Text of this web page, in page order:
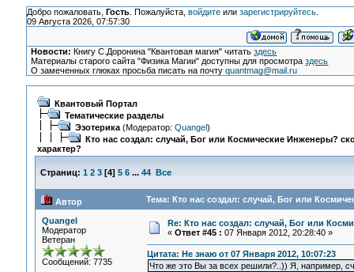
Добро пожаловать, Гость. Пожалуйста, войдитеили зарегистрируйтесь.
09 Августа 2026, 07:57:30
Новости: Книгу С.Доронина "Квантовая магия" читатьздесь
Материалы старого сайта "Физика Магии" доступны для просмотраздесь
О замеченных глюках просьба писать на почтуquantmag@mail.ru
Квантовый Портал
Тематические разделы
Эзотерика(Модератор: Quangel)
Кто нас создал: случай, Бог или Космические Инженеры?
характер?
Страниц: 1 2 3[4] 5 6 ... 44 Все
Автор Тема: Кто нас создал: случай, Бог или
Quangel
Модератор
Ветеран
Сообщений: 7735
Re: Кто нас создал: случай, Бог или
« Ответ #45 : 07 Января 2012, 20:28:40 »
Цитата: Не знаю от 07 Января 2012, 10:07:23
Что же это Вы за всех решили?..)) Я, например,